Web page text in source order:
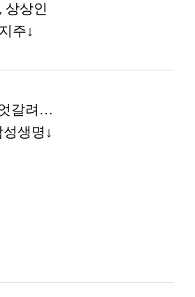
상상인
주↓
갈려…
생명↓